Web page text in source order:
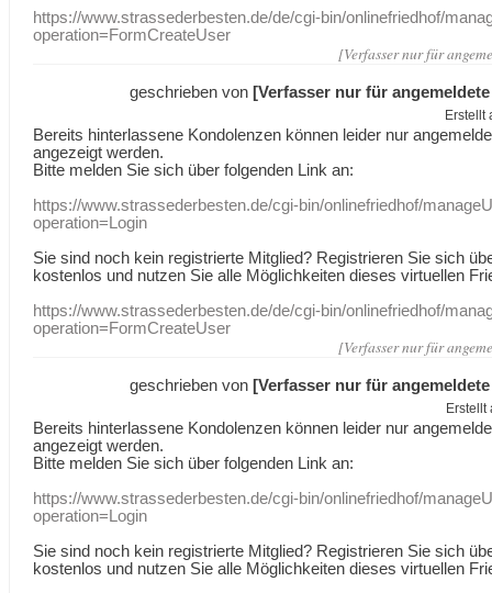
https://www.strassederbesten.de/de/cgi-bin/onlinefriedhof/
operation=FormCreateUser
[Verfasser nur für
geschrieben von [Verfasser nur für
Erstellt
Bereits hinterlassene Kondolenzen können leider nur
angezeigt werden.
Bitte melden Sie sich über folgenden Link an:
https://www.strassederbesten.de/cgi-bin/onlinefriedhof/
operation=Login
Sie sind noch kein registrierte Mitglied? Registrieren Sie sich
kostenlos und nutzen Sie alle Möglichkeiten dieses virtuellen
https://www.strassederbesten.de/de/cgi-bin/onlinefriedhof/
operation=FormCreateUser
[Verfasser nur für
geschrieben von [Verfasser nur für
Erstellt
Bereits hinterlassene Kondolenzen können leider nur
angezeigt werden.
Bitte melden Sie sich über folgenden Link an:
https://www.strassederbesten.de/cgi-bin/onlinefriedhof/
operation=Login
Sie sind noch kein registrierte Mitglied? Registrieren Sie sich
kostenlos und nutzen Sie alle Möglichkeiten dieses virtuellen